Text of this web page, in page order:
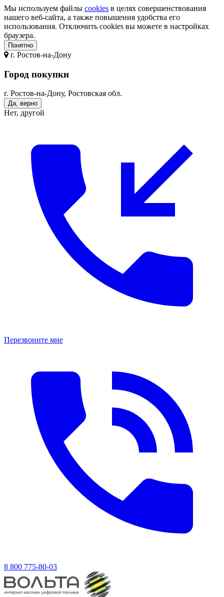
Мы используем файлы cookies в целях совершенствования
нашего веб-сайта, а также повышения удобства его
использования. Отключить cookies вы можете в настройках
браузера.
Понятно
г. Ростов-на-Дону
Город покупки
г. Ростов-на-Дону, Ростовская обл.
Да, верно
Нет, другой
Перезвоните мне
8 800 775-80-03